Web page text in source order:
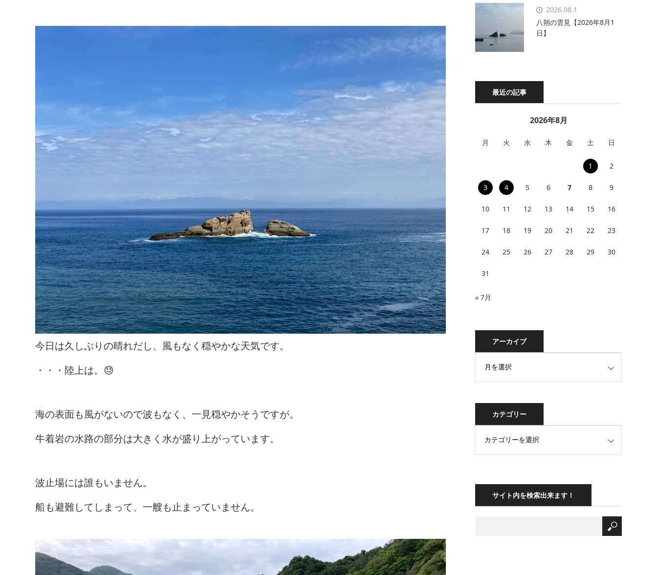
今日は久しぶりの晴れだし、風もなく穏やかな天気です。
・・・陸上は。😓
海の表面も風がないので波もなく、一見穏やかそうですが。
牛着岩の水路の部分は大きく水が盛り上がっています。
波止場には誰もいません。
船も避難してしまって、一艘も止まっていません。
2026.08.1
八朔の雲見【2026年8月1
日】
最近の記事
2026年8月
月 火 水 木 金 土 日
1 2
3 4 5 6 7 8 9
10 11 12 13 14 15 16
17 18 19 20 21 22 23
24 25 26 27 28 29 30
31
« 7月
アーカイブ
カテゴリー
サイト内を検索出来ます！